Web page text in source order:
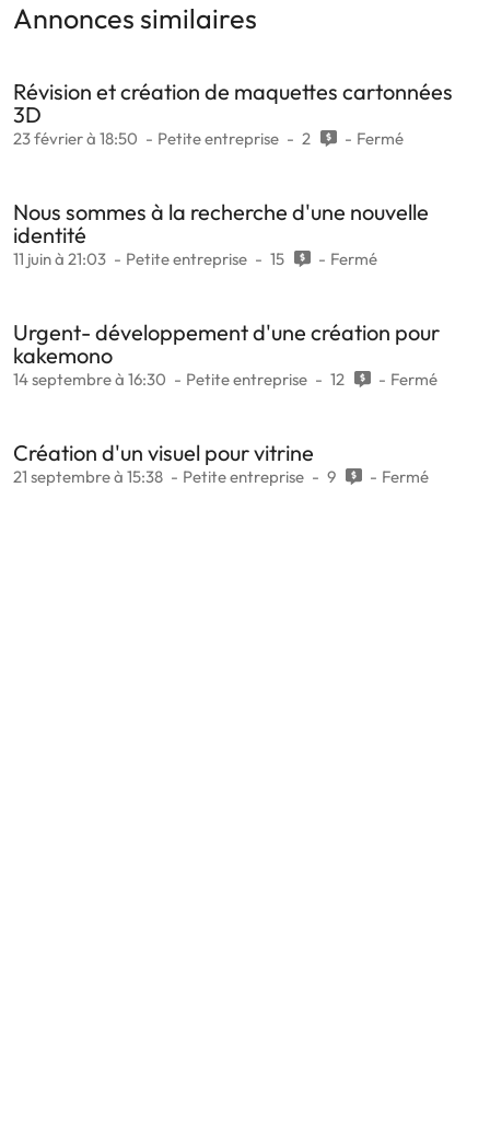
Annonces similaires
Révision et création de maquettes cartonnées
3D
23 février à 18:50 Petite entreprise 2 Fermé
Nous sommes à la recherche d'une nouvelle
identité
11 juin à 21:03 Petite entreprise 15 Fermé
Urgent- développement d'une création pour
kakemono
14 septembre à 16:30 Petite entreprise 12 Fermé
Création d'un visuel pour vitrine
21 septembre à 15:38 Petite entreprise 9 Fermé